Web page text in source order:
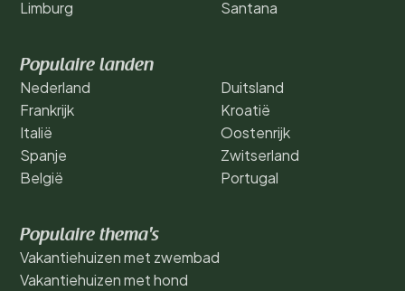
Limburg
Santana
Populaire landen
Nederland
Frankrijk
Italië
Spanje
België
Duitsland
Kroatië
Oostenrijk
Zwitserland
Portugal
Populaire thema's
Vakantiehuizen met zwembad
Vakantiehuizen met hond